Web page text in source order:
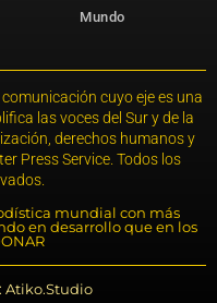
Mundo
cuyo eje es una
las voces del Sur y de la
derechos humanos y
Press Service. Todos los
mundial con más
en desarrollo que en los
Atiko.Studio